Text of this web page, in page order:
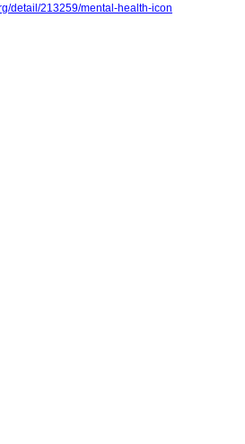
detail/213259/mental-health-icon